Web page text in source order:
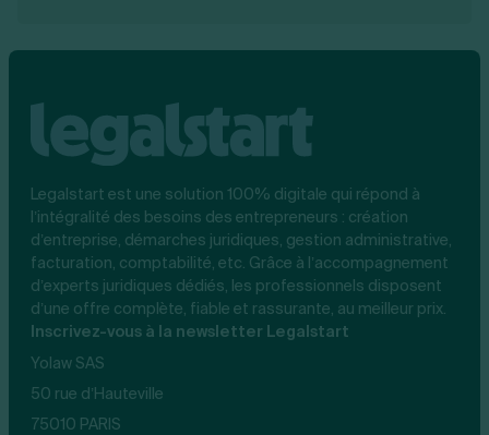
Legalstart est une solution 100% digitale qui répond à
l’intégralité des besoins des entrepreneurs : création
d’entreprise, démarches juridiques, gestion administrative,
facturation, comptabilité, etc. Grâce à l’accompagnement
d’experts juridiques dédiés, les professionnels disposent
d’une offre complète, fiable et rassurante, au meilleur prix.
Inscrivez-vous à la newsletter Legalstart
Yolaw SAS
50 rue d’Hauteville
75010 PARIS